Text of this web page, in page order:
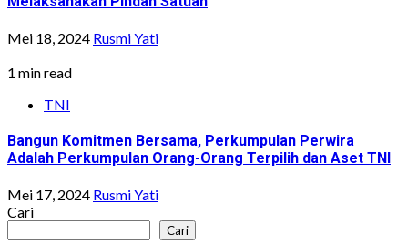
Mei 18, 2024 Rusmi Yati
1 min read
TNI
Bangun Komitmen Bersama, Perkumpulan Perwira
Adalah Perkumpulan Orang-Orang Terpilih dan Aset TNI
Mei 17, 2024 Rusmi Yati
Cari
Cari